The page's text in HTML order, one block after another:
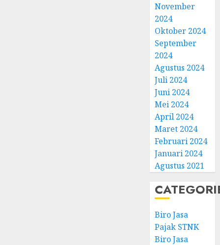
November
2024
Oktober 2024
September
2024
Agustus 2024
Juli 2024
Juni 2024
Mei 2024
April 2024
Maret 2024
Februari 2024
Januari 2024
Agustus 2021
Biro Jasa
Pajak STNK
Biro Jasa